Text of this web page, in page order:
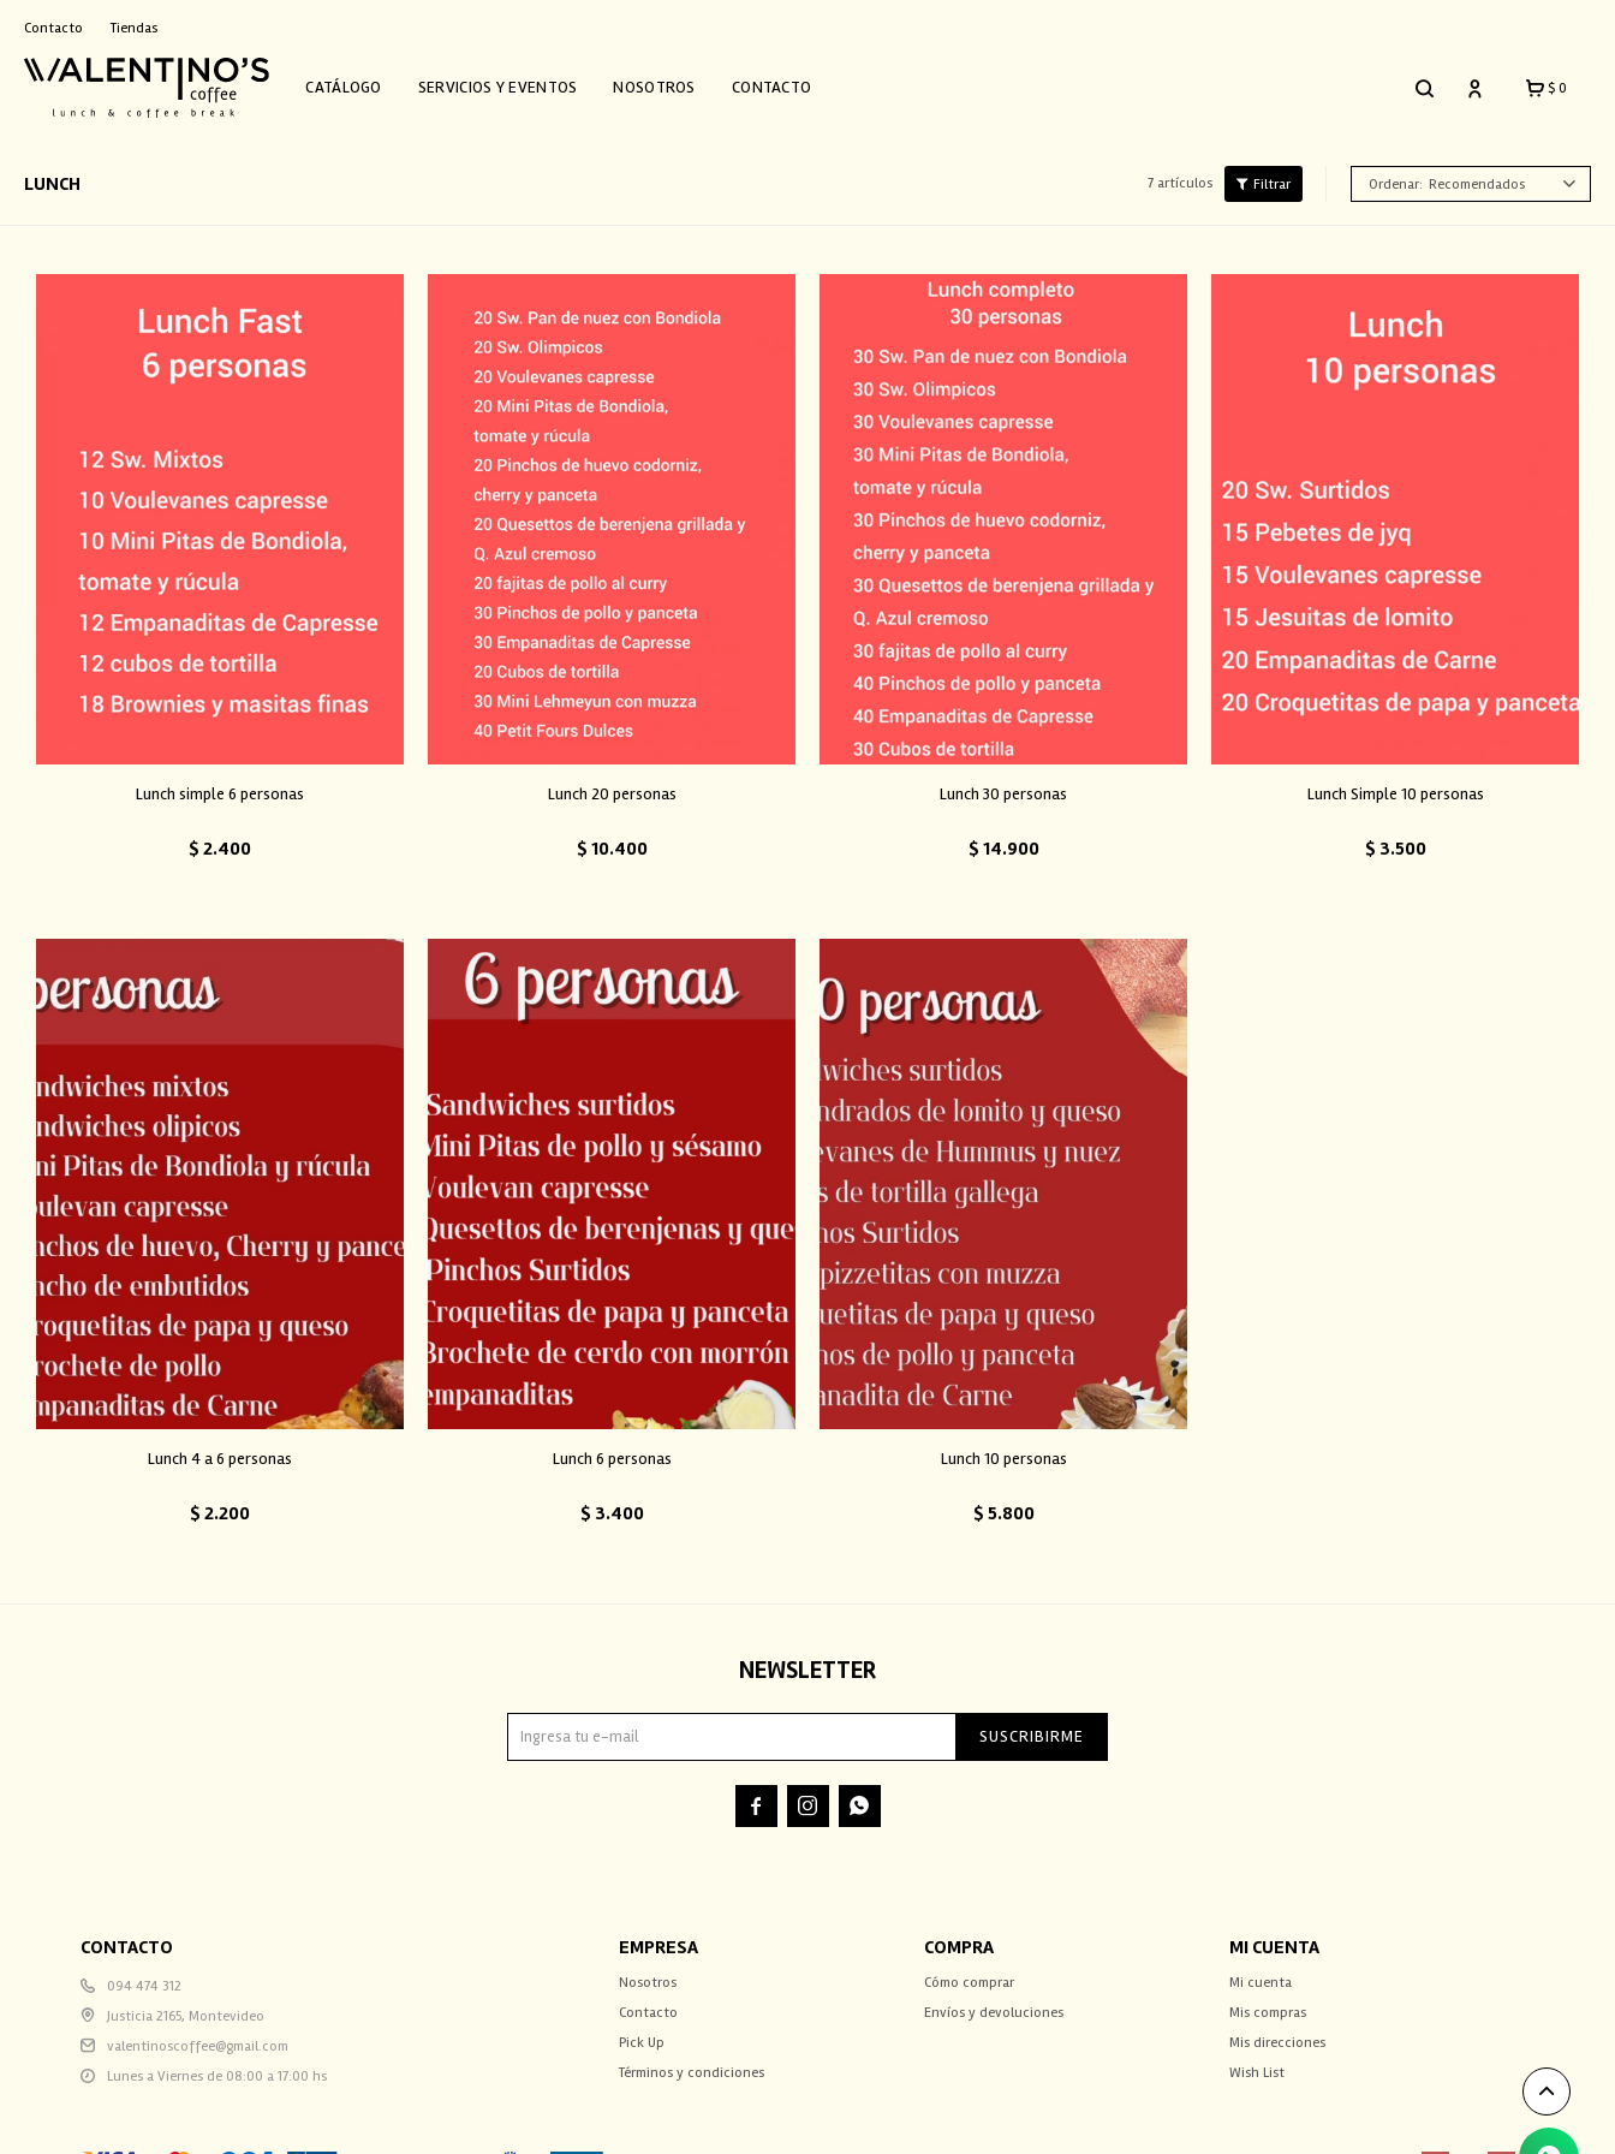
CATÁLOGO SERVICIOS Y EVENTOS NOSOTROS CONTACTO $ 0
Contacto Tiendas
LUNCH 7 artículos Recomendados
Lunch simple 6 personas
$ 2.400
Lunch 20 personas
$ 10.400
Lunch 30 personas
$ 14.900
Lunch Simple 10 personas
$ 3.500
Lunch 4 a 6 personas
$ 2.200
Lunch 6 personas
$ 3.400
Lunch 10 personas
$ 5.800
CONTACTO
094 474 312
Justicia 2165, Montevideo
valentinoscoffee@gmail.com
Lunes a Viernes de 08:00 a 17:00 hs
EMPRESA
Nosotros
Contacto
Pick Up
Términos y condiciones
COMPRA
Cómo comprar
Envíos y devoluciones
MI CUENTA
Mi cuenta
Mis compras
Mis direcciones
Wish List
NEWSLETTER
SUSCRIBIRME
  